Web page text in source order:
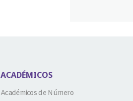
ACADÉMICOS
Académicos de Número